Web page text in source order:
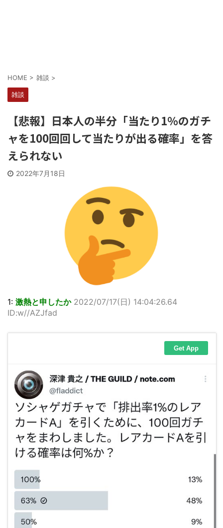
HOME > 雑談 >
雑談
【悲報】日本人の半分「当たり1％のガチ
ャを100回回して当たりが出る確率」を答
えられない
2022年7月18日
1: 激熱と申したか 2022/07/17(日) 14:04:26.64
ID:w//AZJfad